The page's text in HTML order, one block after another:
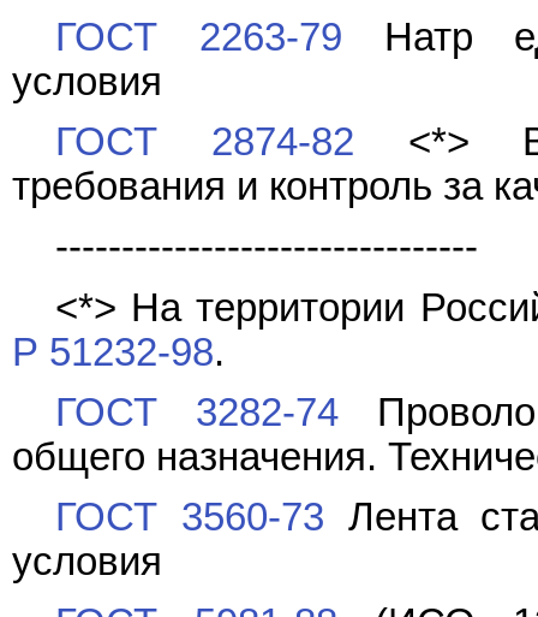
ГОСТ 2263-79 Натр
условия
ГОСТ 2874-82 <*>
требования и контроль за
--------------------------------
<*> На территории
Р 51232-98.
ГОСТ 3282-74
общего назначения.
ГОСТ 3560-73 Лента
условия